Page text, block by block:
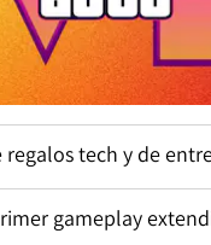
regalos tech y de
gameplay